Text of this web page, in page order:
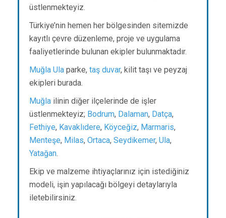
üstlenmekteyiz.
Türkiye’nin hemen her bölgesinden sitemizde
kayıtlı çevre düzenleme, proje ve uygulama
faaliyetlerinde bulunan ekipler bulunmaktadır.
Muğla Ula parke, taş duvar, kilit taşı ve peyzaj
ekipleri burada.
Muğla ilinin diğer ilçelerinde de işler
üstlenmekteyiz; Bodrum, Dalaman, Datça,
Fethiye, Kavaklıdere, Köyceğiz, Marmaris,
Menteşe, Milas, Ortaca, Seydikemer, Ula,
Yatağan.
Ekip ve malzeme ihtiyaçlarınız için istediğiniz
modeli, işin yapılacağı bölgeyi detaylarıyla
iletebilirsiniz.